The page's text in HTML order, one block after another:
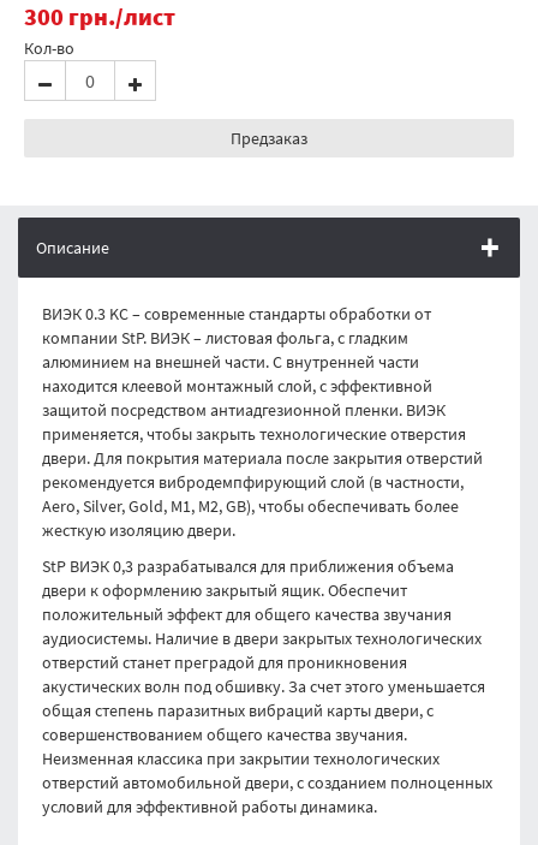
300 грн./лист
Кол-во
Предзаказ
Описание
ВИЭК 0.3 KC – современные стандарты обработки от
компании StP. ВИЭК – листовая фольга, с гладким
алюминием на внешней части. С внутренней части
находится клеевой монтажный слой, с эффективной
защитой посредством антиадгезионной пленки. ВИЭК
применяется, чтобы закрыть технологические отверстия
двери. Для покрытия материала после закрытия отверстий
рекомендуется вибродемпфирующий слой (в частности,
Aero, Silver, Gold, M1, M2, GB), чтобы обеспечивать более
жесткую изоляцию двери.
StP ВИЭК 0,3 разрабатывался для приближения объема
двери к оформлению закрытый ящик. Обеспечит
положительный эффект для общего качества звучания
аудиосистемы. Наличие в двери закрытых технологических
отверстий станет преградой для проникновения
акустических волн под обшивку. За счет этого уменьшается
общая степень паразитных вибраций карты двери, с
совершенствованием общего качества звучания.
Неизменная классика при закрытии технологических
отверстий автомобильной двери, с созданием полноценных
условий для эффективной работы динамика.